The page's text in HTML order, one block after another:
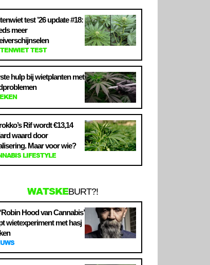
test ’26 update #18:
meer
TEST
hulp bij wietplanten met
Rif wordt €13,14
waard door
Maar voor wie?
LIFESTYLE
WATSKEBURT?!
Hood van Cannabis’
wietexperiment met hasj